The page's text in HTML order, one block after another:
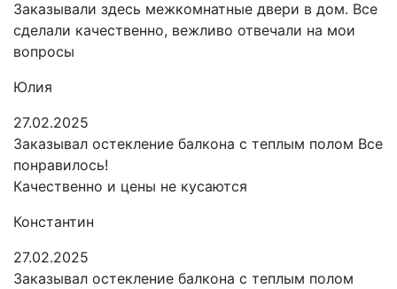
Заказывали здесь межкомнатные двери в дом. Все
сделали качественно, вежливо отвечали на мои
вопросы
Юлия
27.02.2025
Заказывал остекление балкона с теплым полом Все
понравилось!
Качественно и цены не кусаются
Константин
27.02.2025
Заказывал остекление балкона с теплым полом